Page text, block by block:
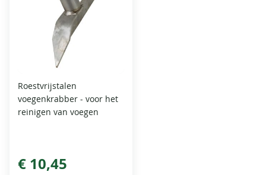
Roestvrijstalen
voegenkrabber - voor het
reinigen van voegen
€ 10,45